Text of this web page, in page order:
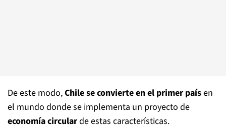
De este modo,Chile se convierte en el primer paísen
el mundo donde se implementa un proyecto de
economía circularde estas características.